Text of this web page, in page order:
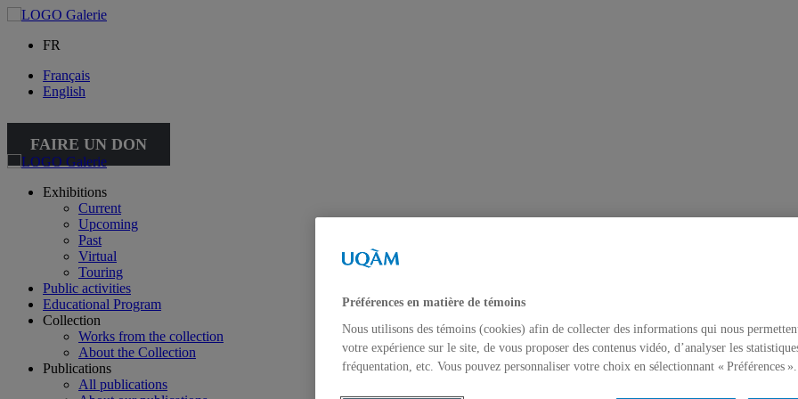
FR
Français
English
FAIRE UN DON
Exhibitions
Current
Upcoming
Past
Virtual
Touring
Public activities
Educational Program
Collection
Works from the collection
About the Collection
Publications
All publications
Préférences en matière de témoins
Nous utilisons des témoins (cookies) afin de collecter des informations qui nous
votre expérience sur le site, de vous proposer des contenus vidéo, d’analyser les
fréquentation, etc. Vous pouvez personnaliser votre choix en sélectionnant « Préférences ».